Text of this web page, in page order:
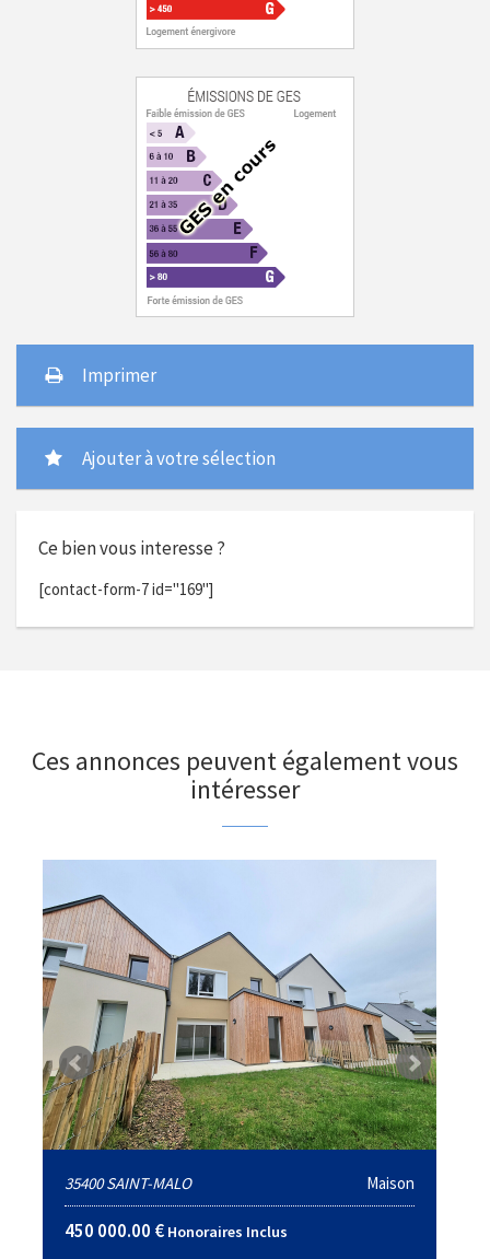
Imprimer
Ajouter à votre sélection
Ce bien vous interesse ?
[contact-form-7 id="169"]
Ces annonces peuvent également vous
intéresser
35400 SAINT-MALO Maison
450 000.00 € Honoraires Inclus